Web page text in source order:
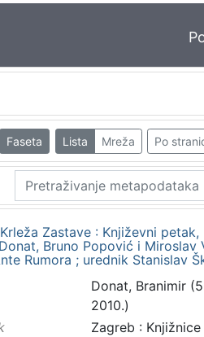
Faseta Lista Mreža Po
Zastave : Književni
Bruno Popović i Miroslav
Rumora ; urednik Stanislav
Donat, Branimir
2010.)
Zagreb :